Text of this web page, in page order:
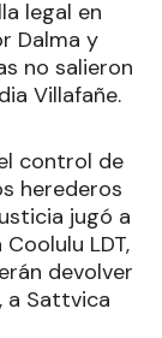
legal en
Dalma y
no salieron
Villafañe.
control de
herederos
jugó a
LDT,
devolver
a Sattvica